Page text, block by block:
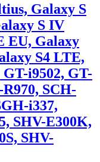
Galaxy S
S IV
EU, Galaxy
S4 LTE,
i9502, GT-
SCH-
i337,
SHV-E300K,
SHV-